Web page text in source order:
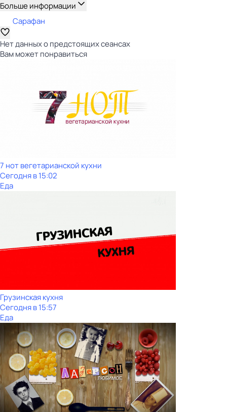
Больше информации
Сарафан
Нет данных о предстоящих сеансах
Вам может понравиться
7 нот вегетарианской кухни
Сегодня в 15:02
Еда
Грузинская кухня
Сегодня в 15:57
Еда